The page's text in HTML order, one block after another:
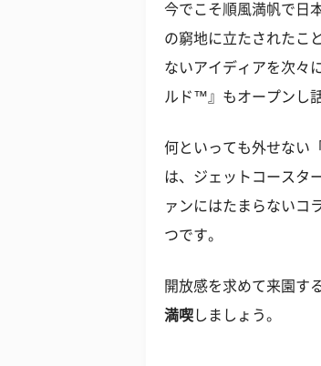
今でこそ順風満帆で日
の窮地に立たされたこ
ないアイディアを次々
ルド™』もオープンし
何といっても外せない
は、ジェットコースタ
ァンにはたまらないコ
つです。
開放感を求めて来園す
満喫しましょう。